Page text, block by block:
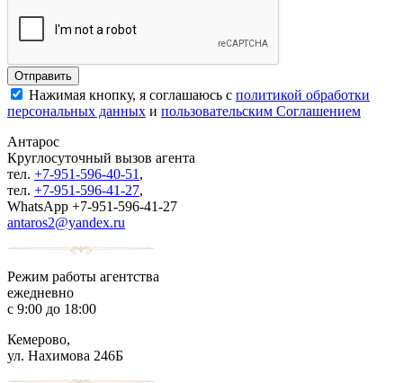
Нажимая кнопку, я соглашаюсь с политикой обработки
персональных данных и пользовательским Соглашением
Антарос
Круглосуточный вызов агента
тел. +7-951-596-40-51 ,
тел. +7-951-596-41-27,
WhatsApp +7-951-596-41-27
antaros2@yandex.ru
Режим работы агентства
ежедневно
с 9:00 до 18:00
Кемерово,
ул. Нахимова 246Б